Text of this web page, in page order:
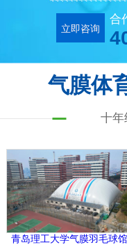
立即咨询
合
气膜体
十年
青岛理工大学气膜羽毛球